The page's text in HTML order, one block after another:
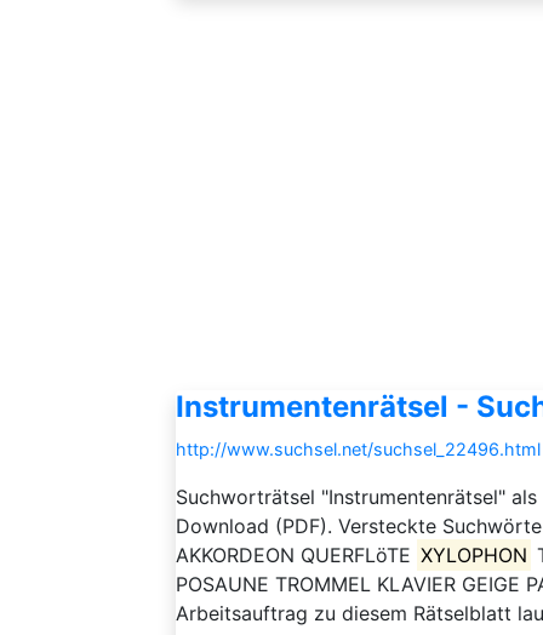
Instrumentenrätsel -
http://www.suchsel.net/suchsel_22496.html
Suchworträtsel "Instrumentenrätsel"
Download (PDF). Versteckte
AKKORDEON QUERFLöTE XYLOPHON
POSAUNE TROMMEL KLAVIER GEIGE
Arbeitsauftrag zu diesem Rätselblatt